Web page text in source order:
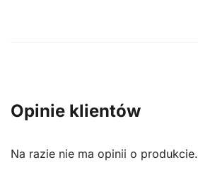
Opinie klientów
Na razie nie ma opinii o produkcie.